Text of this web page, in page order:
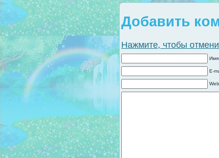
Добавить
Нажмите, чтобы
Имя
E-